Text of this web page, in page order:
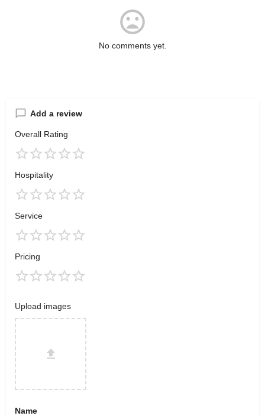
No comments yet.
Add a review
Overall Rating
Hospitality
Service
Pricing
Upload images
Name